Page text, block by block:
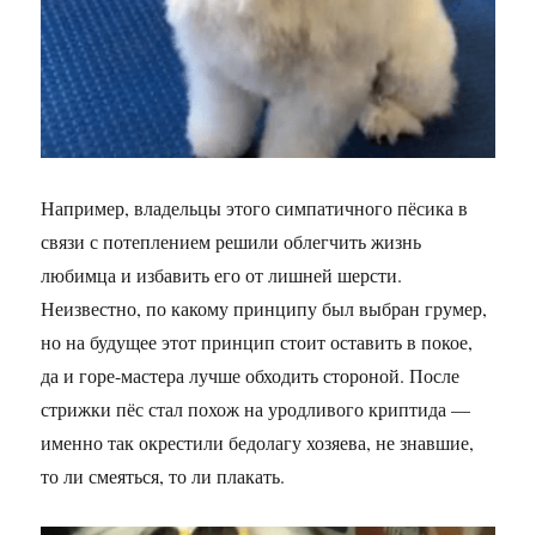
Например, владельцы этого симпатичного пёсика в
связи с потеплением решили облегчить жизнь
любимца и избавить его от лишней шерсти.
Неизвестно, по какому принципу был выбран грумер,
но на будущее этот принцип стоит оставить в покое,
да и горе-мастера лучше обходить стороной. После
стрижки пёс стал похож на уродливого криптида —
именно так окрестили бедолагу хозяева, не знавшие,
то ли смеяться, то ли плакать.